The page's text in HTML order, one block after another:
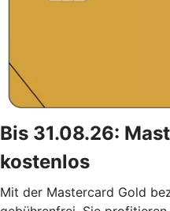
Bis 31.08.26:
kostenlos
Mit der Mastercard Gold